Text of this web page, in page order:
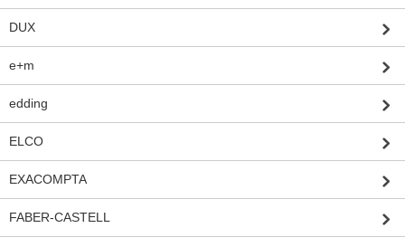
DUX
e+m
edding
ELCO
EXACOMPTA
FABER-CASTELL